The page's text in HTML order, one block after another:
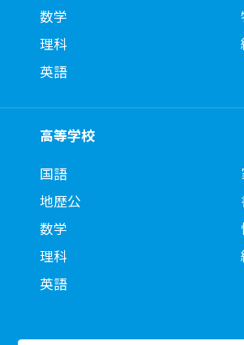
数学
理科
英語
高等学校
国語
地歴公
数学
理科
英語